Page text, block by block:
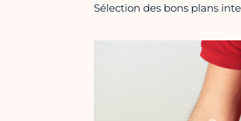
Sélection des bons plans